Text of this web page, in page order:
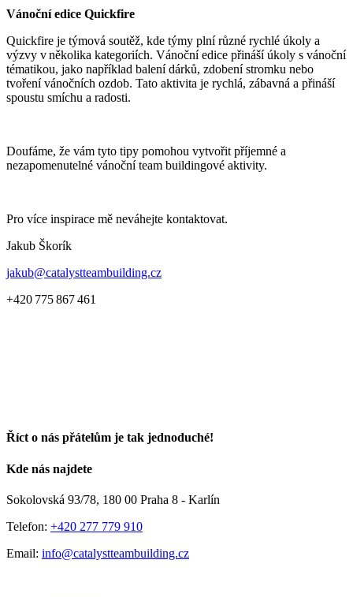
Vánoční edice Quickfire
Quickfire je týmová soutěž, kde týmy plní různé rychlé úkoly a
výzvy v několika kategoriích. Vánoční edice přináší úkoly s vánoční
tématikou, jako například balení dárků, zdobení stromku nebo
tvoření vánočních ozdob. Tato aktivita je rychlá, zábavná a přináší
spoustu smíchu a radosti.
Doufáme, že vám tyto tipy pomohou vytvořit příjemné a
nezapomenutelné vánoční team buildingové aktivity.
Pro více inspirace mě neváhejte kontaktovat.
Jakub Škorík
jakub@catalystteambuilding.cz
+420 775 867 461
Říct o nás přátelům je tak jednoduché!
Facebook
E-
Kde nás najdete
Sokolovská 93/78, 180 00 Praha 8 - Karlín
Telefon: +420 277 779 910
Email: info@catalystteambuilding.cz